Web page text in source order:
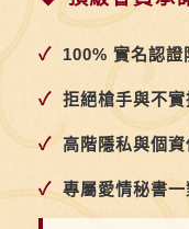
✓ 100% 實名認證
✓ 拒絕槍手與不實
✓ 高階隱私與個資
✓ 專屬愛情秘書一